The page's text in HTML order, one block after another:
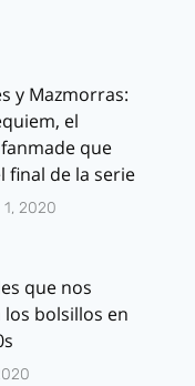
y Mazmorras:
el
que
final de la serie
2020
que nos
bolsillos en